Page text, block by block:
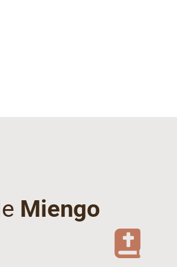
Miengo